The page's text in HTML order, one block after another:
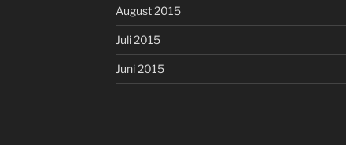
August 2015
Juli 2015
Juni 2015